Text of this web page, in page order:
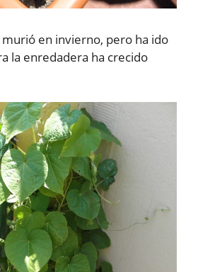
murió en invierno, pero ha ido
la enredadera ha crecido